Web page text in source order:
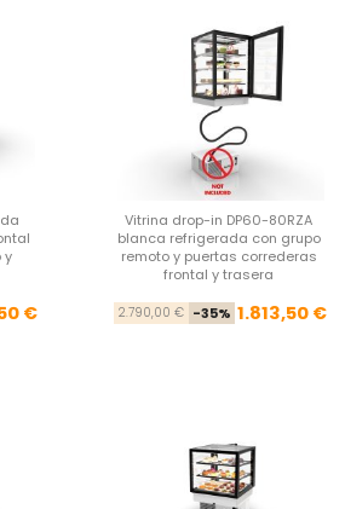
y
Precio base
Precio
€
Vitrina drop-in DP60-80RZA
blanca refrigerada con grupo
remoto y puertas correderas
frontal y trasera
2.790,00 € -35% 1.813,50 €